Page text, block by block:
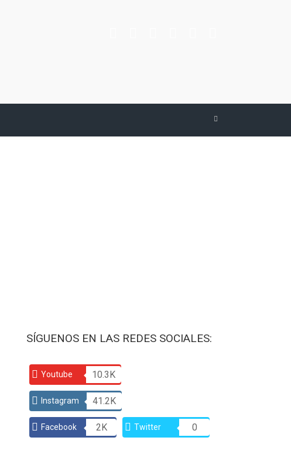
SÍGUENOS EN LAS REDES SOCIALES:
Youtube 10.3K
Instagram 41.2K
Facebook 2K Twitter 0